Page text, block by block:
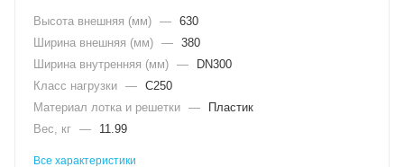
Высота внешняя (мм) — 630
Ширина внешняя (мм) — 380
Ширина внутренняя (мм) —
DN300
Класс нагрузки — C250
Материал лотка и решетки —
Пластик
Вес, кг — 11.99
Все характеристики